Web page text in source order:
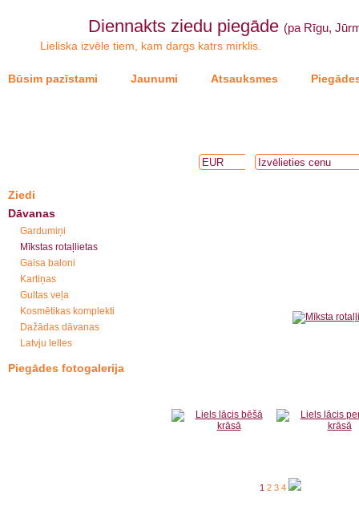
Diennakts ziedu piegāde (pa Rīgu,
Lieliska izvēle tiem, kam dargs katrs mirklis.
Būsim pazīstami Jaunumi Atsauksmes
Ziedi
Dāvanas
Gardumiņi
Mīkstas rotaļlietas
Gaisa baloni
Kartiņas
Gultas veļa
Kosmētikas komplekti
Dažādas dāvanas
Latvju lelles
Piegādes fotogalerija
1 2 3 4